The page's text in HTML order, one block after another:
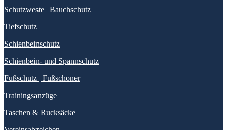
Schutzweste | Bauchschutz
Tiefschutz
Schienbeinschutz
Schienbein- und Spannschutz
Fußschutz | Fußschoner
Trainingsanzüge
Taschen & Rucksäcke